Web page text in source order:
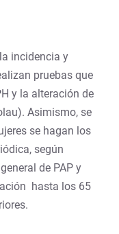
incidencia y
pruebas que
y la alteración de
Asimismo, se
se hagan los
según
de PAP y
hasta los 65